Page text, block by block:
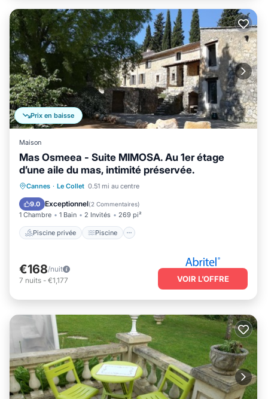
Prix en baisse
Maison
Mas Osmeea - Suite MIMOSA. Au 1er étage
d’une aile du mas, intimité préservée.
Cannes · Le Collet 0.51 mi au centre
9.0 Exceptionnel(2 Commentaires)
1 Chambre 1 Bain 2 Invités 269 pi²
Piscine privée Piscine
Piscine privée
Piscine
Balcon/Terrasse
Cuisine
€168/nuit
7 nuits - €1,177 VOIR L’OFFRE